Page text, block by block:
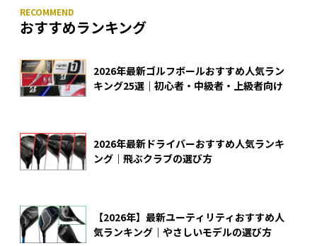
おすすめランキング
2026年最新ゴルフボールおすすめ人気ラン
キング25選｜初心者・中級者・上級者向け
2026年最新ドライバーおすすめ人気ランキ
ング｜飛ぶクラブの選び方
【2026年】最新ユーティリティおすすめ人
気ランキング｜やさしいモデルの選び方